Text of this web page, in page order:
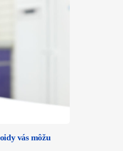
vás môžu